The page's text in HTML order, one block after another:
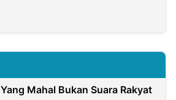
Yang Mahal Bukan Suara Rakyat